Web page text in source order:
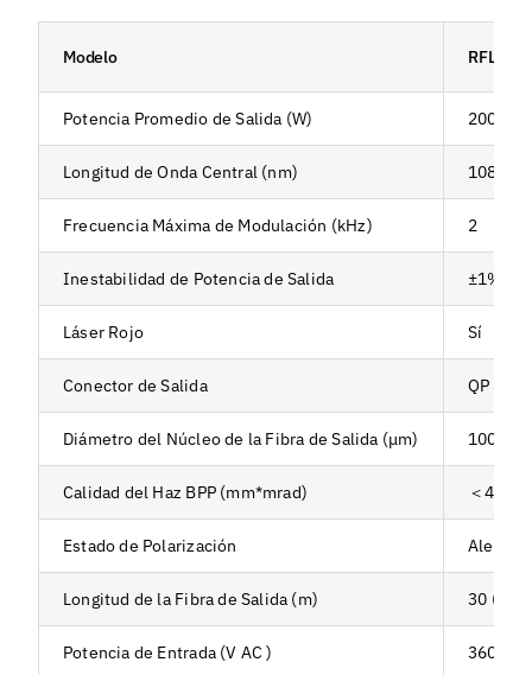
Modelo RFL-
Potencia Promedio de Salida (W) 20000
Longitud de Onda Central (nm) 1080±5
Frecuencia Máxima de Modulación (kHz) 2
Inestabilidad de Potencia de Salida ±1%
Láser Rojo Sí
Conector de Salida QP
Diámetro del Núcleo de la Fibra de Salida (μm) 100
Calidad del Haz BPP (mm*mrad) ＜4.3
Estado de Polarización
Longitud de la Fibra de Salida (m) 30
Potencia de Entrada (V AC )